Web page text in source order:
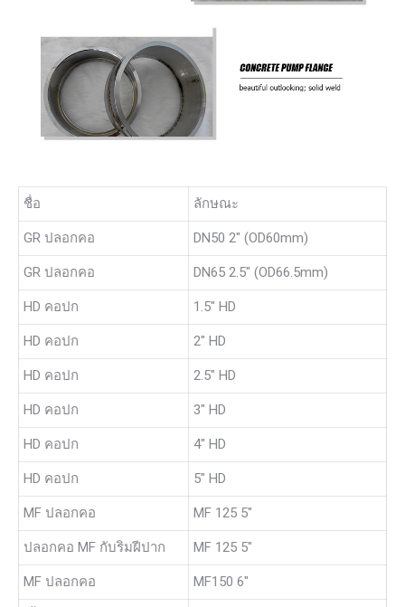
ชื่อ ลักษณะ
GR ปลอกคอ DN50 2″ (OD60mm)
GR ปลอกคอ DN65 2.5″ (OD66.5mm)
HD คอปก 1.5″ HD
HD คอปก 2″ HD
HD คอปก 2.5″ HD
HD คอปก 3″ HD
HD คอปก 4″ HD
HD คอปก 5″ HD
MF ปลอกคอ MF 125 5″
ปลอกคอ MF กับริมฝีปาก MF 125 5″
MF ปลอกคอ MF150 6″